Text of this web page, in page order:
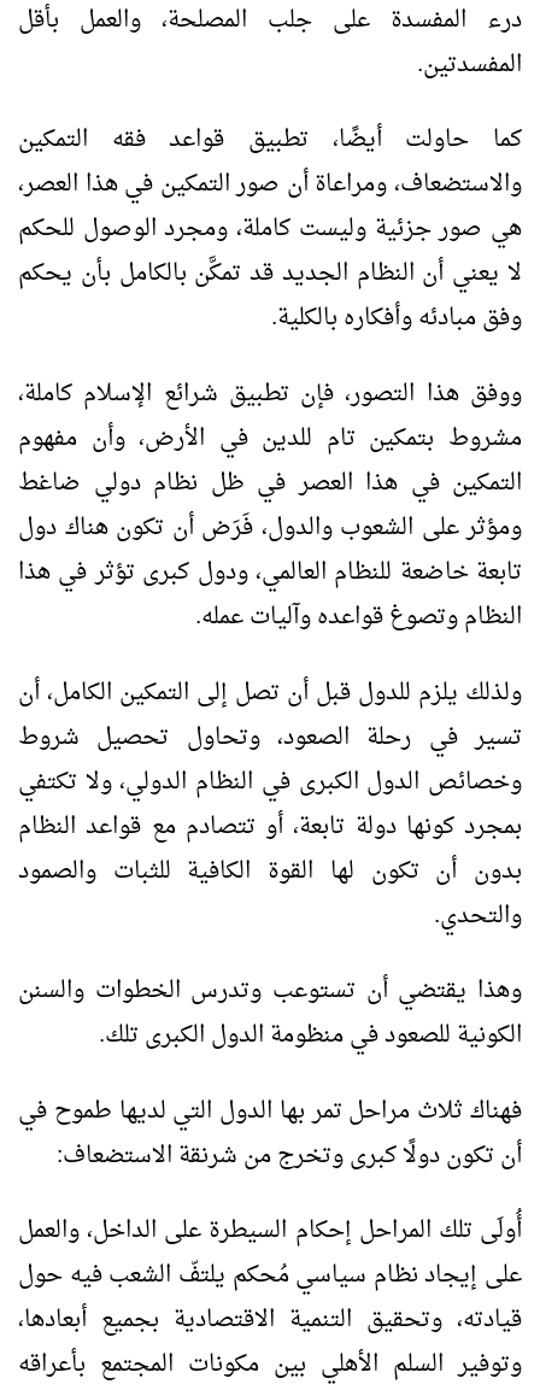
درء المفسدة على جلب المصلحة، والعمل بأقل
المفسدتين.
كما حاولت أيضًا، تطبيق قواعد فقه التمكين
والاستضعاف، ومراعاة أن صور التمكين في هذا العصر،
هي صور جزئية وليست كاملة، ومجرد الوصول للحكم
لا يعني أن النظام الجديد قد تمكَّن بالكامل بأن يحكم
وفق مبادئه وأفكاره بالكلية.
ووفق هذا التصور، فإن تطبيق شرائع الإسلام كاملة،
مشروط بتمكين تام للدين في الأرض، وأن مفهوم
التمكين في هذا العصر في ظل نظام دولي ضاغط
ومؤثر على الشعوب والدول، فَرَض أن تكون هناك دول
تابعة خاضعة للنظام العالمي، ودول كبرى تؤثر في هذا
النظام وتصوغ قواعده وآليات عمله.
ولذلك يلزم للدول قبل أن تصل إلى التمكين الكامل، أن
تسير في رحلة الصعود، وتحاول تحصيل شروط
وخصائص الدول الكبرى في النظام الدولي، ولا تكتفي
بمجرد كونها دولة تابعة، أو تتصادم مع قواعد النظام
بدون أن تكون لها القوة الكافية للثبات والصمود
والتحدي.
وهذا يقتضي أن تستوعب وتدرس الخطوات والسنن
الكونية للصعود في منظومة الدول الكبرى تلك.
فهناك ثلاث مراحل تمر بها الدول التي لديها طموح في
أن تكون دولًا كبرى وتخرج من شرنقة الاستضعاف:
أُولَى تلك المراحل إحكام السيطرة على الداخل، والعمل
على إيجاد نظام سياسي مُحكم يلتفّ الشعب فيه حول
قيادته، وتحقيق التنمية الاقتصادية بجميع أبعادها،
وتوفير السلم الأهلي بين مكونات المجتمع بأعراقه